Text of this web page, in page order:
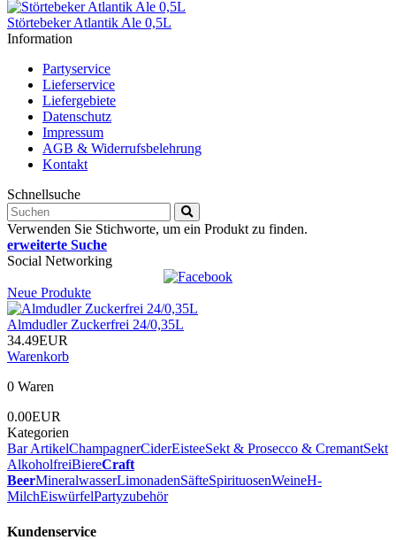
Störtebeker Atlantik Ale 0,5L
Information
Partyservice
Lieferservice
Liefergebiete
Datenschutz
Impressum
AGB & Widerrufsbelehrung
Kontakt
Schnellsuche
Verwenden Sie Stichworte, um ein Produkt zu finden.
erweiterte Suche
Social Networking
Neue Produkte
Almdudler Zuckerfrei 24/0,35L
34.49EUR
Warenkorb
0 Waren
0.00EUR
Kategorien
Bar ArtikelChampagnerCiderEisteeSekt & Prosecco & CremantSekt
AlkoholfreiBiereCraft
BeerMineralwasserLimonadenSäfteSpirituosenWeineH-
MilchEiswürfelPartyzubehör
Kundenservice